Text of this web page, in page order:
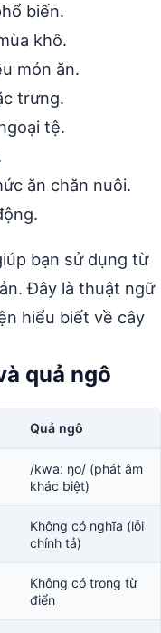
biến.
khô.
món ăn.
trưng.
tệ.
ăn chăn nuôi.
bạn sử dụng từ
Đây là thuật ngữ
hiểu biết về cây
quả ngô
Quả ngô
/kwaː ŋo/ (phát âm
khác biệt)
Không có nghĩa (lỗi
chính tả)
Không có trong từ
điển